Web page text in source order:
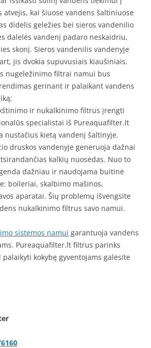
atvejis, kai šiuose vandens šaltiniuose
didelis geležies bei sieros vandenilio
dalelės vandenį padaro neskaidriu,
skonį. Sieros vandenilis vandenyje
jis dvokia supuvusiais kiaušiniais.
nugeležinimo filtrai namui bus
gerinant ir palaikant vandens
ir nukalkinimo filtrus įrengti
specialistai iš Pureaquafilter.lt
nustačius kietą vandenį šaltinyje.
druskos vandenyje generuoja dažnai
kalkių nuosėdas. Nuo to
dažniau ir naudojama buitinė
boileriai, skalbimo mašinos,
aparatai. Šių problemų išvengsite
nukalkinimo filtrus savo namui.
sistemos namui garantuoja vandens
Pureaquafilter.lt filtrus parinks
kokybę gyventojams galėsite